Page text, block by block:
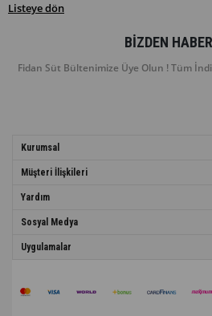
Listeye dön
BIZDEN
Fidan Süt Bültenimize Üye Olun ! Tüm
Kurumsal
Müşteri İlişkileri
Yardım
Sosyal Medya
Uygulamalar